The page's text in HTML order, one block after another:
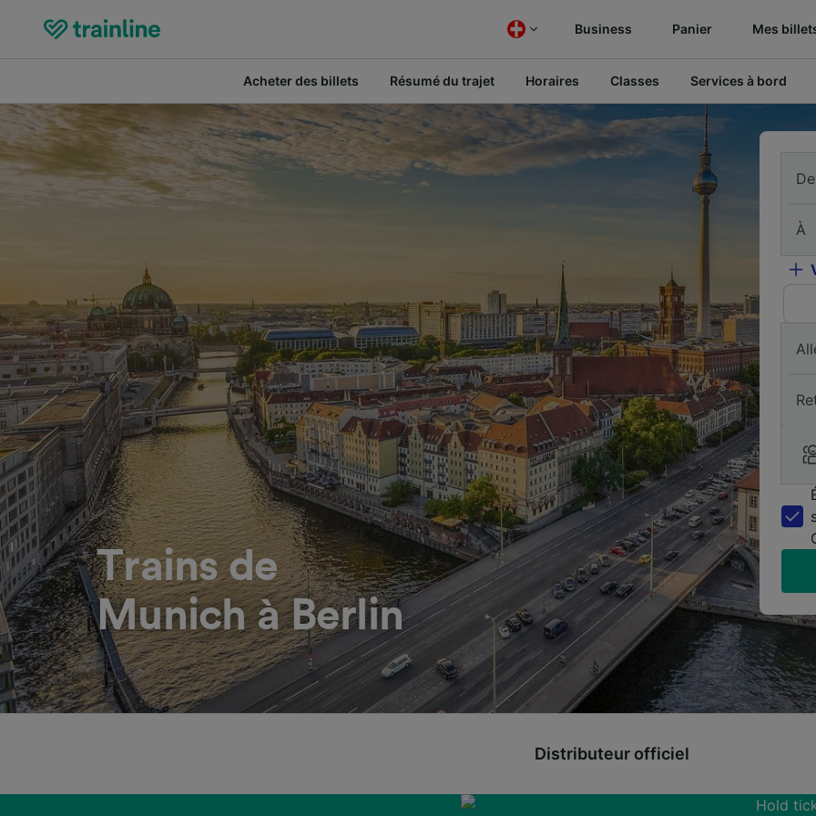
Business Panier Mes
Acheter des billets Résumé du trajet Horaires Classes Services à bord
Trains de
Munich à Berlin
De
À
Distributeur officiel